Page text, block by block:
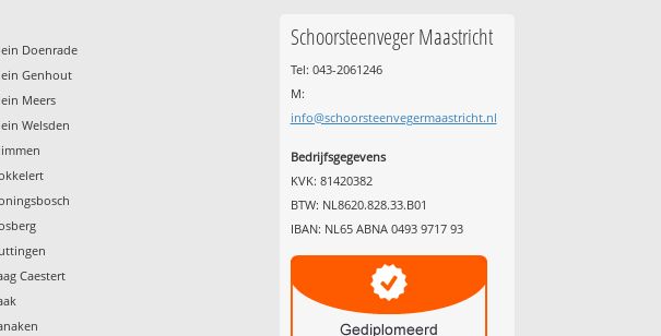
Doenrade
Genhout
Meers
Welsden
Caestert
Schoorsteenveger Maastricht
Tel: 043-2061246
M:
info@schoorsteenvegermaastricht.nl
Bedrijfsgegevens
KVK: 81420382
BTW: NL8620.828.33.B01
IBAN: NL65 ABNA 0493 9717 93